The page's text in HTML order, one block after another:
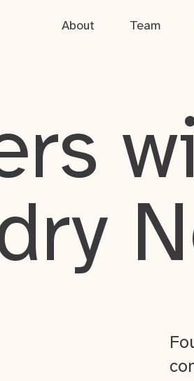
About Team